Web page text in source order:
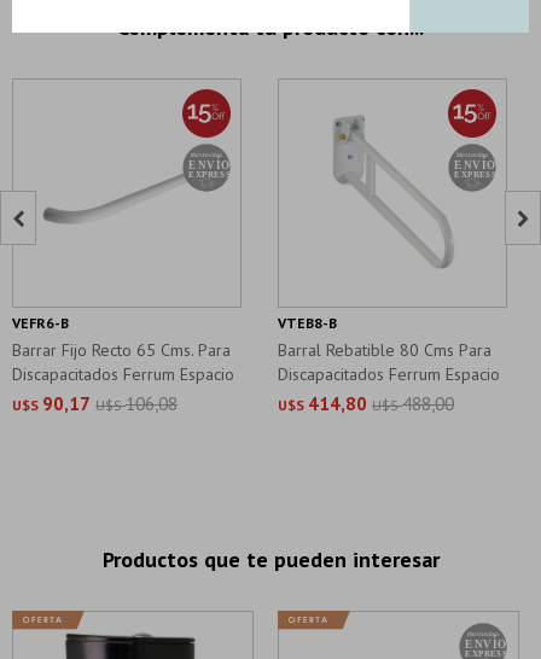
Complementa tu producto con...
Barrar Fijo Recto 65 Cms. Para
Discapacitados Ferrum Espacio
U$S 90,17 U$S 106,08
VEFR6-B
Barral Rebatible 80 Cms Para
Discapacitados Ferrum Espacio
U$S 414,80 U$S 488,00
VTEB8-B
 
Productos que te pueden interesar